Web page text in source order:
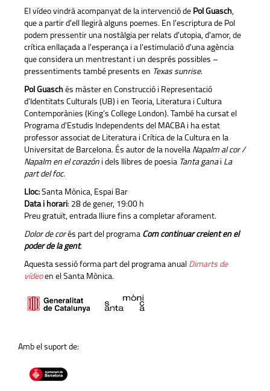
El vídeo vindrà acompanyat de la intervenció de Pol Guasch,
que a partir d'ell llegirà alguns poemes. En l'escriptura de Pol
podem pressentir una nostàlgia per relats d'utopia, d'amor, de
crítica enllaçada a l'esperança i a l'estimulació d'una agència
que considera un mentrestant i un després possibles –
pressentiments també presents en Texas sunrise.
Pol Guasch és màster en Construcció i Representació
d'Identitats Culturals (UB) i en Teoria, Literatura i Cultura
Contemporànies (King’s College London). També ha cursat el
Programa d'Estudis Independents del MACBA i ha estat
professor associat de Literatura i Crítica de la Cultura en la
Universitat de Barcelona. És autor de la novel·la Napalm al cor /
Napalm en el corazón i dels llibres de poesia Tanta ganai La
part del foc.
Lloc: Santa Mònica, Espai Bar
Data i horari: 28 de gener, 19:00 h
Preu gratuït, entrada lliure fins a completar aforament.
Dolor de corés part del programa Com continuar creient en el
poder de la gent.
Aquesta sessió forma part del programa anual Dimarts de
vídeoen el Santa Mònica.
Amb el suport de: